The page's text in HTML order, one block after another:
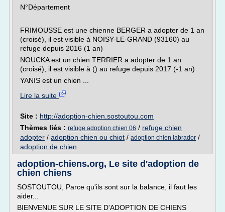
N°Département
FRIMOUSSE est une chienne BERGER a adopter de 1 an
(croisé), il est visible à NOISY-LE-GRAND (93160) au
refuge depuis 2016 (1 an)
NOUCKA est un chien TERRIER a adopter de 1 an
(croisé), il est visible à () au refuge depuis 2017 (-1 an)
YANIS est un chien ...
Lire la suite
Site : http://adoption-chien.sostoutou.com
Thèmes liés : refuge adoption chien 06 / refuge chien
adopter / adoption chien ou chiot / adoption chien labrador /
adoption de chien
adoption-chiens.org, Le site d'adoption de
chien chiens
SOSTOUTOU, Parce qu'ils sont sur la balance, il faut les
aider...
BIENVENUE SUR LE SITE D'ADOPTION DE CHIENS